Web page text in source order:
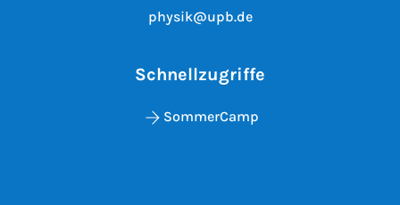
physik@upb.de
Schnellzugriffe
SommerCamp